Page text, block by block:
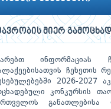
მიერ
ინფორმაციას
ჩეხეთის
2026-2027
კონკურსის
განათლებისა